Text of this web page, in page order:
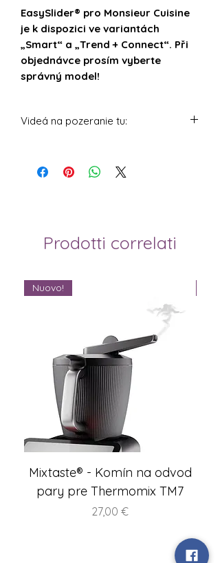
EasySlider® pro Monsieur Cuisine
je k dispozici ve variantách
„Smart“ a „Trend + Connect“. Při
objednávce prosím vyberte
správný model!
Videá na pozeranie tu:
Prodotti correlati
Nuovo!
Mixtaste® - Komín na odvod
pary pre Thermomix TM7
Prezzo
27,00 €